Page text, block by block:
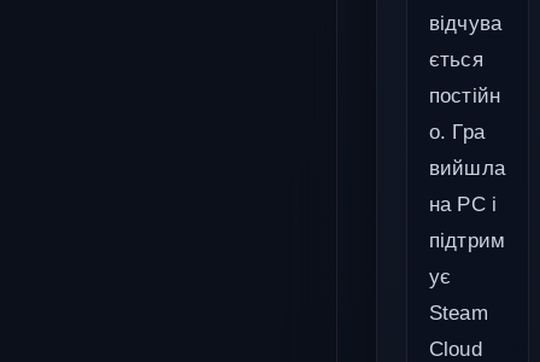
відчува
ється
постійн
о. Гра
вийшла
на PC і
підтрим
ує
Steam
Cloud